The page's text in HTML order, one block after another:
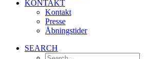
KONTAKT
Kontakt
Presse
Åbningstider
SEARCH